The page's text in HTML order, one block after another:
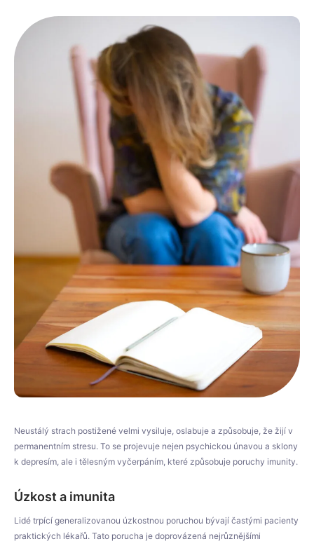
Neustálý strach postižené velmi vysiluje, oslabuje a způsobuje, že žijí v
permanentním stresu. To se projevuje nejen psychickou únavou a sklony
k depresím, ale i tělesným vyčerpáním, které způsobuje poruchy imunity.
Úzkost a imunita
Lidé trpící generalizovanou úzkostnou poruchou bývají častými pacienty
praktických lékařů. Tato porucha je doprovázená nejrůznějšími